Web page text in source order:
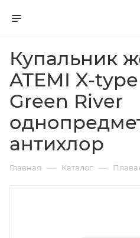
Купальник
ATEMI X-
Green River
антихлор
Главная — Каталог —